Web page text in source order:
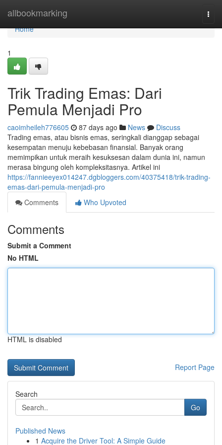
allbookmarking
Home
Home
1
Trik Trading Emas: Dari
Pemula Menjadi Pro
caoimheileh776605 87 days ago News
Discuss
Trading emas, atau bisnis emas, seringkali dianggap sebagai
kesempatan menuju kebebasan finansial. Banyak orang
memimpikan untuk meraih kesuksesan dalam dunia ini, namun
merasa bingung oleh kompleksitasnya. Artikel ini
https://fannieeyex014247.dgbloggers.com/40375418/trik-trading-
emas-dari-pemula-menjadi-pro
Comments
Who Upvoted
Comments
Submit a Comment
No HTML
HTML is disabled
Report Page
Search
Go
Published News
1 Acquire the Driver Tool: A Simple Guide